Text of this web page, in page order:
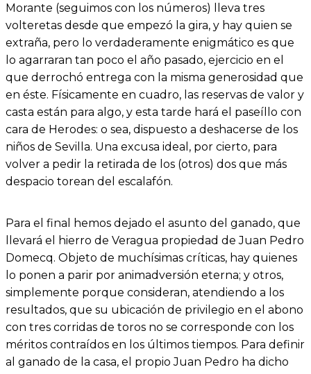
Morante (seguimos con los números) lleva tres
volteretas desde que empezó la gira, y hay quien se
extraña, pero lo verdaderamente enigmático es que
lo agarraran tan poco el año pasado, ejercicio en el
que derrochó entrega con la misma generosidad que
en éste. Físicamente en cuadro, las reservas de valor y
casta están para algo, y esta tarde hará el paseíllo con
cara de Herodes: o sea, dispuesto a deshacerse de los
niños de Sevilla. Una excusa ideal, por cierto, para
volver a pedir la retirada de los (otros) dos que más
despacio torean del escalafón.
Para el final hemos dejado el asunto del ganado, que
llevará el hierro de Veragua propiedad de Juan Pedro
Domecq. Objeto de muchísimas críticas, hay quienes
lo ponen a parir por animadversión eterna; y otros,
simplemente porque consideran, atendiendo a los
resultados, que su ubicación de privilegio en el abono
con tres corridas de toros no se corresponde con los
méritos contraídos en los últimos tiempos. Para definir
al ganado de la casa, el propio Juan Pedro ha dicho